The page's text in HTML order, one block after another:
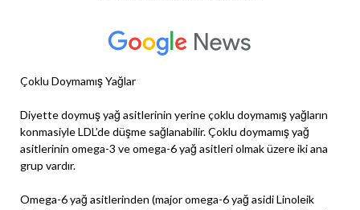
Çoklu Doymamış Yağlar
Diyette doymuş yağ asitlerinin yerine çoklu doymamış yağların
konmasiyle LDL’de düşme sağlanabilir. Çoklu doymamış yağ
asitlerinin omega-3 ve omega-6 yağ asitleri olmak üzere iki ana
grup vardır.
Omega-6 yağ asitlerinden (major omega-6 yağ asidi Linoleik